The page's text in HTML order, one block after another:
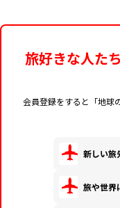
旅好きな人た
会員登録をすると「地球
新しい旅
旅や世界